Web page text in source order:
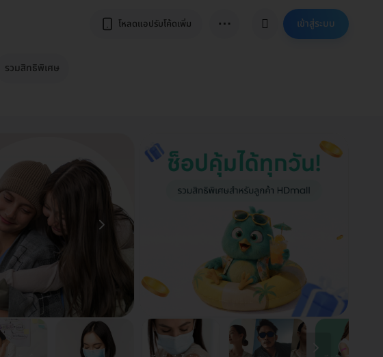
โหลดแอปรับโค้ดเพิ่ม ⋯ เข้าสู่ระบบ
รวมสิทธิพิเศษ